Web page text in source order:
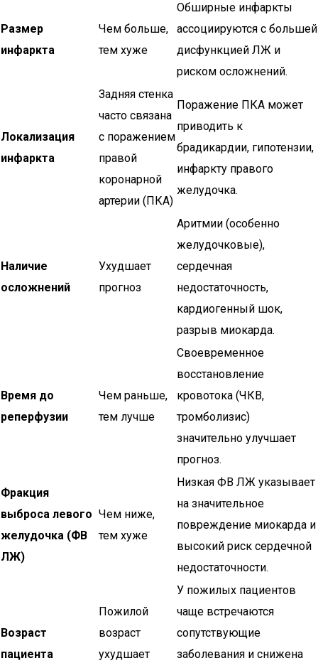
Размер
инфаркта
Чем больше,
тем хуже
Обширные инфаркты
ассоциируются с большей
дисфункцией ЛЖ и
риском осложнений.
Локализация
инфаркта
Задняя стенка
часто связана
с поражением
правой
коронарной
артерии (ПКА)
Поражение ПКА может
приводить к
брадикардии, гипотензии,
инфаркту правого
желудочка.
Наличие
осложнений
Ухудшает
прогноз
Аритмии (особенно
желудочковые),
сердечная
недостаточность,
кардиогенный шок,
разрыв миокарда.
Время до
реперфузии
Чем раньше,
тем лучше
Своевременное
восстановление
кровотока (ЧКВ,
тромболизис)
значительно улучшает
прогноз.
Фракция
выброса левого
желудочка (ФВ
ЛЖ)
Чем ниже,
тем хуже
Низкая ФВ ЛЖ указывает
на значительное
повреждение миокарда и
высокий риск сердечной
недостаточности.
Возраст
пациента
Пожилой
возраст
ухудшает
У пожилых пациентов
чаще встречаются
сопутствующие
заболевания и снижена